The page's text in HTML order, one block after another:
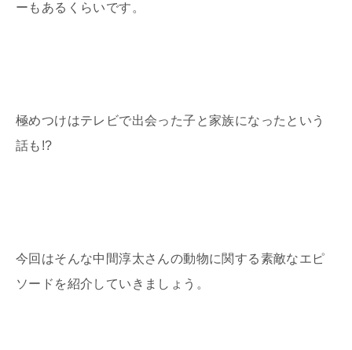
ーもあるくらいです。
極めつけはテレビで出会った子と家族になったという
話も!?
今回はそんな中間淳太さんの動物に関する素敵なエピ
ソードを紹介していきましょう。